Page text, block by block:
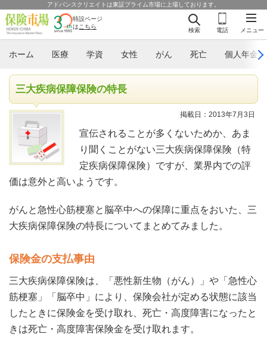
アドバンスクリエイトは東証プライム市場に上場しております。
メニュー
検索 電話
特設ページ
は こちら
ホーム 医療 学資 女性 がん 死亡 個人年金
三大疾病保障保険の特長
掲載日：2013年7月3日
宣伝されることが多くないためか、あま
り聞くことがない三大疾病保障保険（特
定疾病保障保険）ですが、業界内での評
価は意外と高いようです。
がんと急性心筋梗塞と脳卒中への保障に重点をおいた、三
大疾病保障保険の特長についてまとめてみました。
保険金の支払事由
三大疾病保障保険は、「悪性新生物（がん）」や「急性心
筋梗塞」「脳卒中」により、保険会社が定める状態に該当
したときに保険金を受け取れ、死亡・高度障害になったと
きは死亡・高度障害保険金を受け取れます。